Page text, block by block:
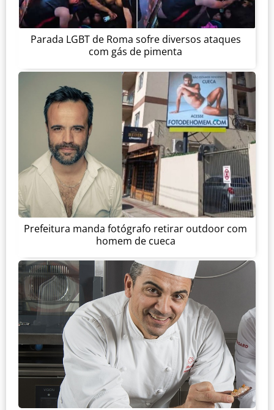
Parada LGBT de Roma sofre diversos ataques
com gás de pimenta
Prefeitura manda fotógrafo retirar outdoor com
homem de cueca